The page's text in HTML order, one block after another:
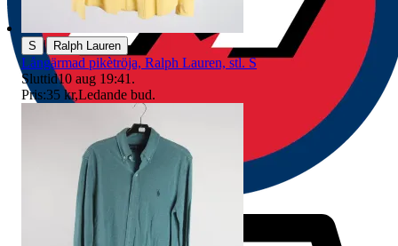
S | Ralph Lauren
Långärmad pikètröja, Ralph Lauren, stl. S
Sluttid10 aug 19:41 .
Pris:35 kr,Ledande bud.